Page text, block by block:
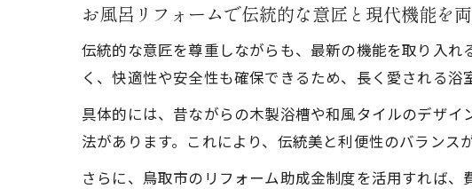
お風呂リフォ
お風呂
信頼で
地域密
地元サ
お風呂
お風呂リフォームで伝統的な意匠と現代機能を
伝統的な意匠を尊重しながらも、最新の機能を取り入
く、快適性や安全性も確保できるため、長く愛される浴
具体的には、昔ながらの木製浴槽や和風タイルのデザ
法があります。これにより、伝統美と利便性のバランス
さらに、鳥取市のリフォーム助成金制度を活用すれば